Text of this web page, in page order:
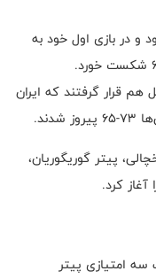
بود و در بازی اول خود به
مقابل هم قرار گرفتند که ایران
پیتر گوریگوریان،
کرد.
سه امتیازی پیتر